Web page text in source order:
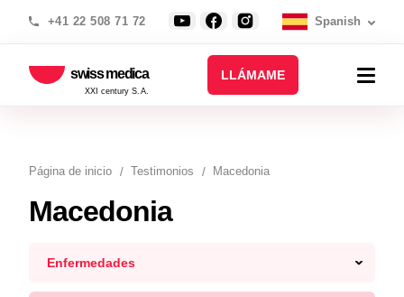
+41 22 508 71 72 Spanish
swiss medica
XXI century S.A.
LLÁMAME
Página de inicio Testimonios Macedonia
Macedonia
Enfermedades